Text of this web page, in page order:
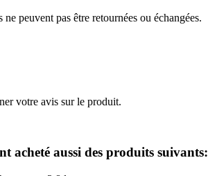
peuvent pas être retournées ou échangées.
votre avis sur le produit.
acheté aussi des produits suivants: